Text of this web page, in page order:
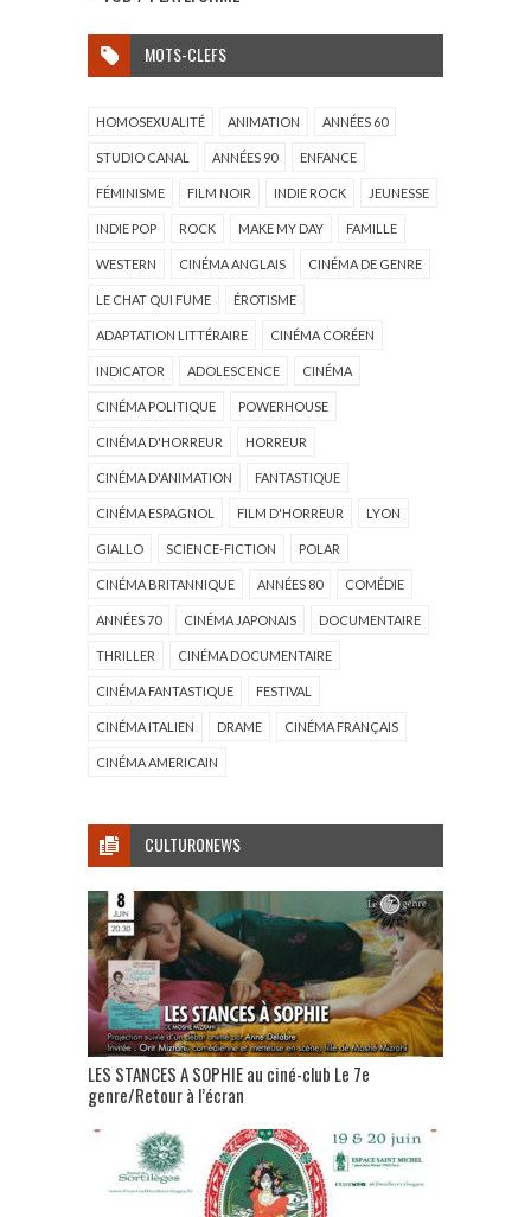
MOTS-CLEFS
HOMOSEXUALITÉ ANIMATION ANNÉES 60
STUDIO CANAL ANNÉES 90 ENFANCE
FÉMINISME FILM NOIR INDIE ROCK JEUNESSE
INDIE POP ROCK MAKE MY DAY FAMILLE
WESTERN CINÉMA ANGLAIS CINÉMA DE GENRE
LE CHAT QUI FUME ÉROTISME
ADAPTATION LITTÉRAIRE CINÉMA CORÉEN
INDICATOR ADOLESCENCE CINÉMA
CINÉMA POLITIQUE POWERHOUSE
CINÉMA D'HORREUR HORREUR
CINÉMA D'ANIMATION FANTASTIQUE
CINÉMA ESPAGNOL FILM D'HORREUR LYON
GIALLO SCIENCE-FICTION POLAR
CINÉMA BRITANNIQUE ANNÉES 80 COMÉDIE
ANNÉES 70 CINÉMA JAPONAIS DOCUMENTAIRE
THRILLER CINÉMA DOCUMENTAIRE
CINÉMA FANTASTIQUE FESTIVAL
CINÉMA ITALIEN DRAME CINÉMA FRANÇAIS
CINÉMA AMERICAIN
CULTURONEWS
LES STANCES A SOPHIE au ciné-club Le 7e
genre/Retour à l’écran